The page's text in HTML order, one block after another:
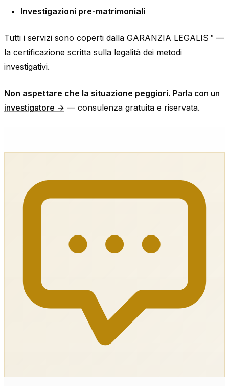
Investigazioni pre-matrimoniali
Tutti i servizi sono coperti dalla GARANZIA LEGALIS™ —
la certificazione scritta sulla legalità dei metodi
investigativi.
Non aspettare che la situazione peggiori. Parla con un
investigatore → — consulenza gratuita e riservata.